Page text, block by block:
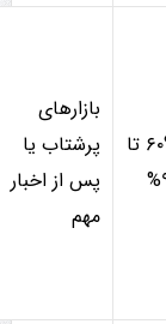
۶۰% تا
بازارهای
پرشتاب یا
پس از اخبار
مهم